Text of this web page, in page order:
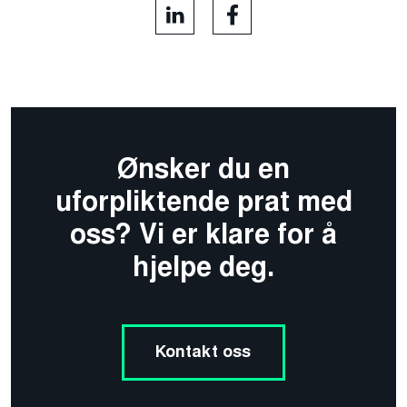
Ønsker du en
uforpliktende prat med
oss? Vi er klare for å
hjelpe deg.
Kontakt oss